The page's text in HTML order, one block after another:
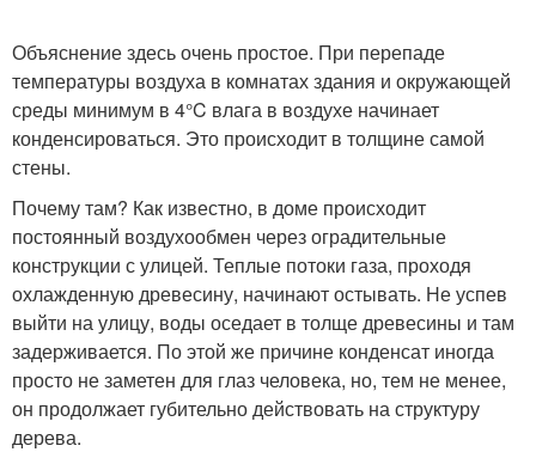
Объяснение здесь очень простое. При перепаде
температуры воздуха в комнатах здания и окружающей
среды минимум в 4°C влага в воздухе начинает
конденсироваться. Это происходит в толщине самой
стены.
Почему там? Как известно, в доме происходит
постоянный воздухообмен через оградительные
конструкции с улицей. Теплые потоки газа, проходя
охлажденную древесину, начинают остывать. Не успев
выйти на улицу, воды оседает в толще древесины и там
задерживается. По этой же причине конденсат иногда
просто не заметен для глаз человека, но, тем не менее,
он продолжает губительно действовать на структуру
дерева.